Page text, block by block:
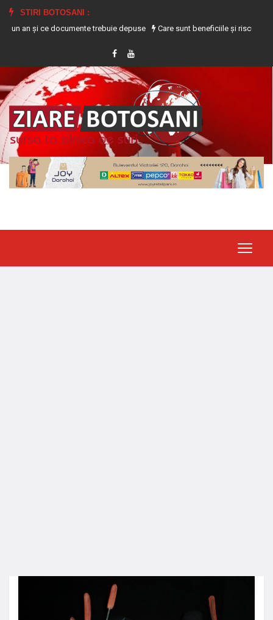
STIRI BOTOSANI :
ce documente trebuie depuse
Care sunt beneficiile și riscurile